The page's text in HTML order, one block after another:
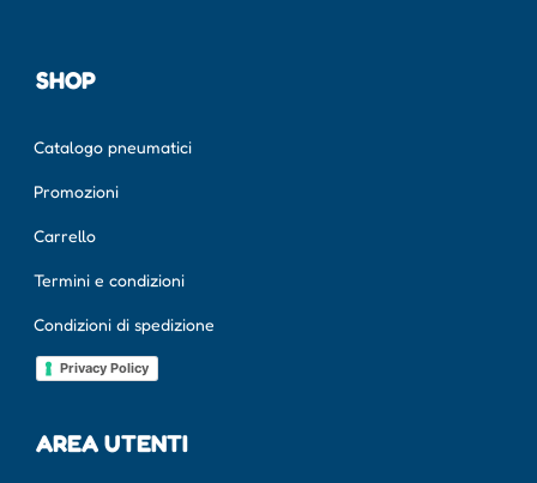
SHOP
Catalogo pneumatici
Promozioni
Carrello
Termini e condizioni
Condizioni di spedizione
Privacy Policy
AREA UTENTI